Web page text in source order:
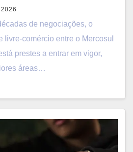
de negociações, o
livre-comércio entre o Mercosul
prestes a entrar em vigor,
áreas…